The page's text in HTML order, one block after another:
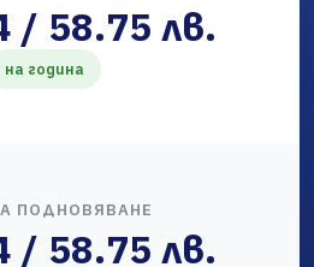
/ 58.75 лв.
на година
ПОДНОВЯВАНЕ
/ 58.75 лв.